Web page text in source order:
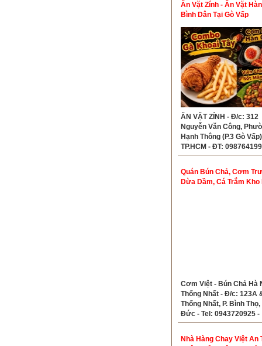
Ăn Vặt Zính - Ăn Vặt
Bình Dân Tại Gò Vấp
ĂN VẶT ZÍNH - Đ/c: 312
Nguyễn Văn Công,
Hạnh Thông (P.3 Gò
TP.HCM - ĐT:
0373106196
Quán Bún Chả, Cơm
Dừa Dầm, Cá Trắm Kho
Cơm Việt - Bún Chả Hà
Thống Nhất - Đ/c: 123A
Thống Nhất, P. Bình Thọ,
Đức - Tel: 0943720925 -
0913032474 -
0816681166
Nhà Hàng Chay Việt An